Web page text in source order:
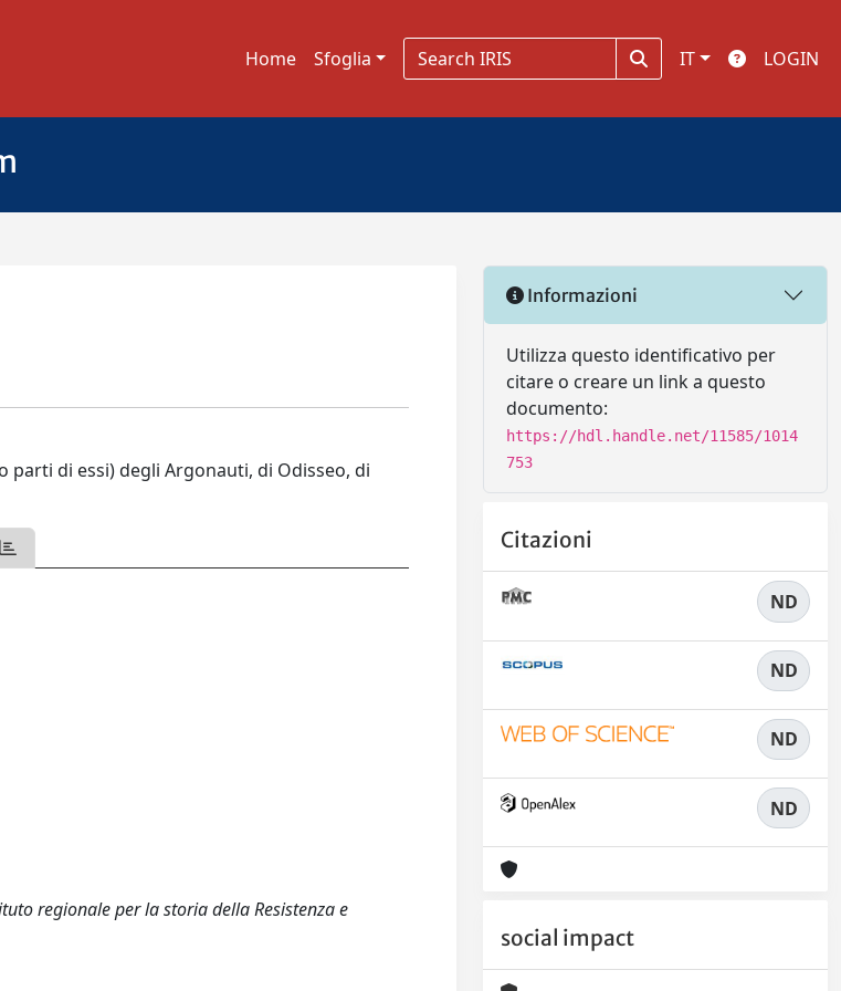
Home Sfoglia IT LOGIN
di essi) degli Argonauti, di Odisseo, di
regionale per la storia della Resistenza e
Informazioni
Utilizza questo identificativo per
citare o creare un link a questo
documento:
https://hdl.handle.net/11585/1014
753
Citazioni
ND
ND
ND
ND
social impact